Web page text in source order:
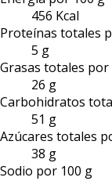
456 Kcal
Proteínas totales
5 g
Grasas totales por
26 g
Carbohidratos
51 g
Azúcares totales
38 g
Sodio por 100 g